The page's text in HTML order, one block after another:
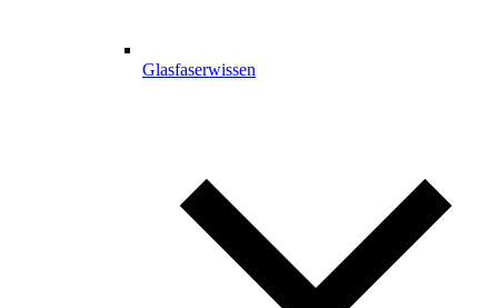
Glasfaserwissen